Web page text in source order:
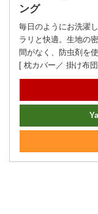
ング
毎日のようにお洗濯
ラリと快適。生地の
間がなく、防虫剤を
[ 枕カバー／ 掛け布